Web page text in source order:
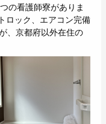
の看護師寮がありま
ロック、エアコン完備
、京都府以外在住の